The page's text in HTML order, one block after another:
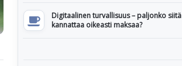
Digitaalinen turvallisuus – paljonko siitä
kannattaa oikeasti maksaa?